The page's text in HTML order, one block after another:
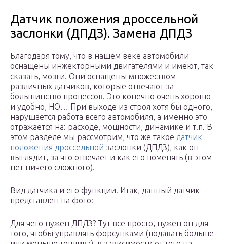
Датчик положения дроссельной
заслонки (ДПДЗ). Замена ДПДЗ
Благодаря тому, что в нашем веке автомобили
оснащены инжекторными двигателями и имеют, так
сказать, мозги. Они оснащены множеством
различных датчиков, которые отвечают за
большинство процессов. Это конечно очень хорошо
и удобно, НО… При выходе из строя хотя бы одного,
нарушается работа всего автомобиля, а именно это
отражается на: расходе, мощности, динамике и т.п. В
этом разделе мы рассмотрим, что же такое датчик
положения дроссельной заслонки (ДПДЗ), как он
выглядит, за что отвечает и как его поменять (в этом
нет ничего сложного).
Вид датчика и его функции. Итак, данный датчик
представлен на фото:
Для чего нужен ДПДЗ? Тут все просто, нужен он для
того, чтобы управлять форсунками (подавать больше